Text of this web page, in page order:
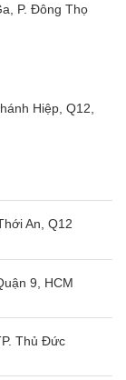
P. Đông Thọ
Hiệp, Q12,
An, Q12
9, HCM
Thủ Đức